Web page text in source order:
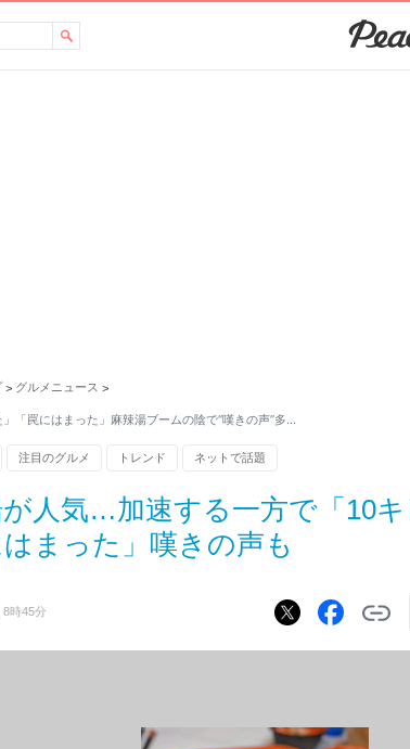
> グルメニュース >
」「罠にはまった」麻辣湯ブームの陰で“嘆きの声”多…
注目のグルメ トレンド ネットで話題
人気…加速する一方で「10キ
はまった」嘆きの声も
8時45分